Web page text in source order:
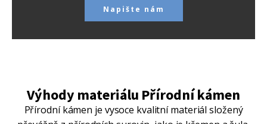
Napište nám
Výhody materiálu Přírodní kámen
Přírodní kámen je vysoce kvalitní materiál složený